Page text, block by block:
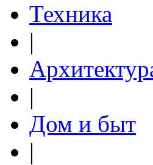
Техника
|
|
Дом и быт
|